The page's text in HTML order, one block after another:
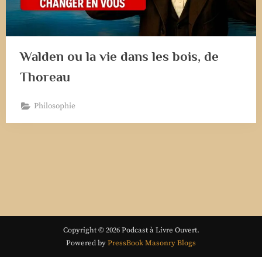
Walden ou la vie dans les bois, de
Thoreau
Philosophie
Copyright © 2026 Podcast à Livre Ouvert.
Powered byPressBook Masonry Blogs